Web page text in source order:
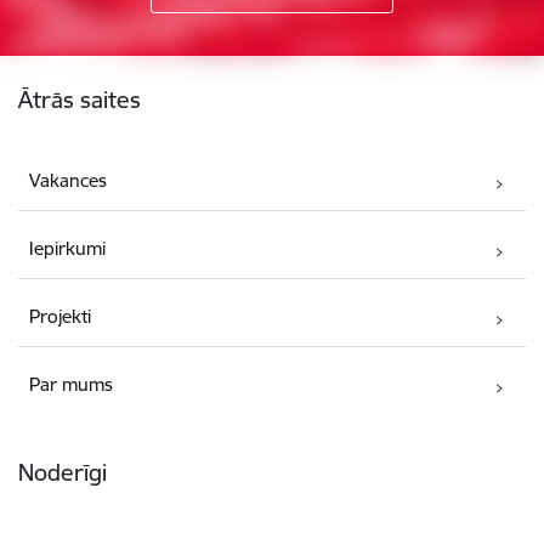
Ātrās saites
Vakances
Iepirkumi
Projekti
Par mums
Noderīgi